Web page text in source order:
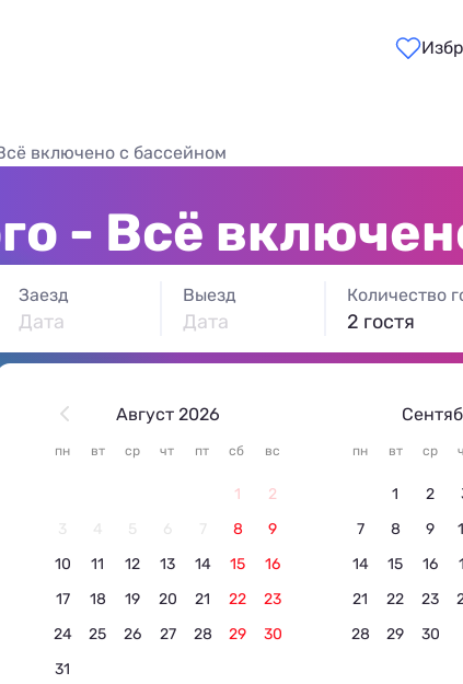
включено с бассейном
- Всё
Заезд
Дата
Выезд
Дата
Август 2026
пн вт ср чт пт сб вс
1
2
3
4 5 6 7 8
9
10
11 12 13 14 15
16
17
18 19 20 21 22
23
24
25 26 27 28 29
30
31
пн вт ср
1 2
7
8 9
14
15 16
21
22 23
28
29 30
Количество
2 гостя
в Береговом
жилья из 1
отеля в Береговом всё включено с бассейном в
без посредников.
У моря С бассейном Недорого
Гостевой дом